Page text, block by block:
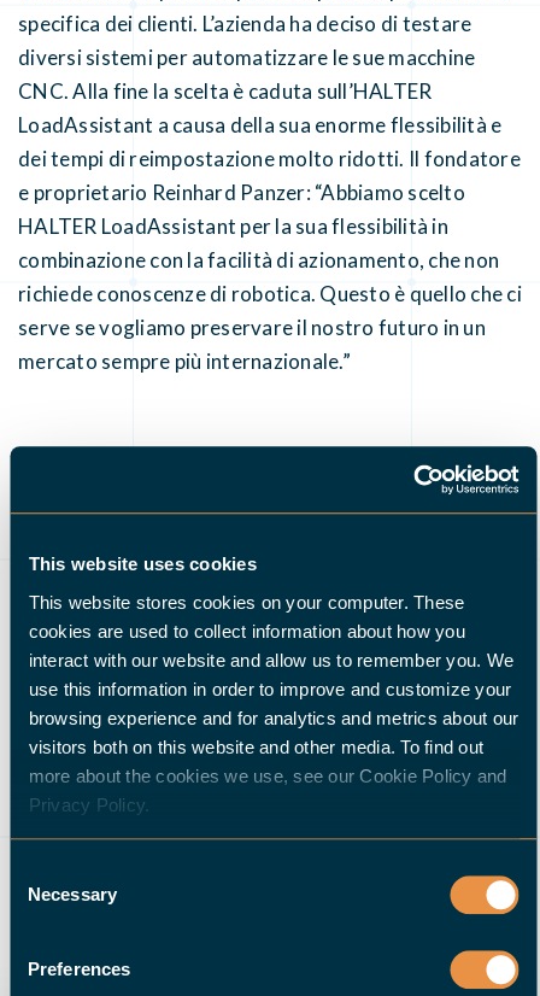
This website uses cookies
This website stores cookies on your computer. These
cookies are used to collect information about how you
interact with our website and allow us to remember you. We
use this information in order to improve and customize your
browsing experience and for analytics and metrics about our
visitors both on this website and other media. To find out
more about the cookies we use, see our Cookie Policy and
Privacy Policy.
Selection
Necessary
Preferences
specifica dei clienti. L’azienda ha deciso di testare
diversi sistemi per automatizzare le sue macchine
CNC. Alla fine la scelta è caduta sull’HALTER
LoadAssistant a causa della sua enorme flessibilità e
dei tempi di reimpostazione molto ridotti. Il fondatore
e proprietario Reinhard Panzer: “Abbiamo scelto
HALTER LoadAssistant per la sua flessibilità in
combinazione con la facilità di azionamento, che non
richiede conoscenze di robotica. Questo è quello che ci
serve se vogliamo preservare il nostro futuro in un
mercato sempre più internazionale.”
Panzer Drehtechnik GmbH
Fornitore di pezzi di precisione su ordinazione